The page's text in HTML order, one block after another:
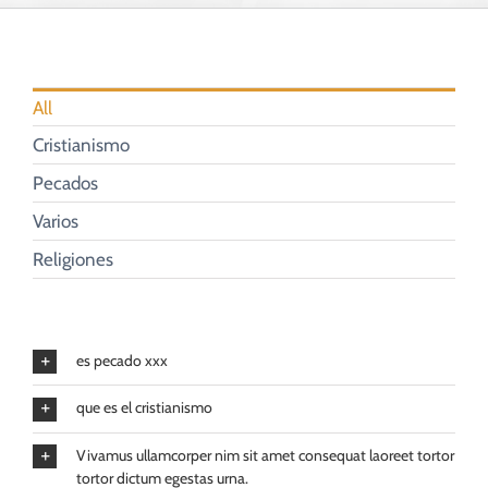
CUIDADO PASTORAL
COMUNITARIOS
CAMPUS
All
Cristianismo
Pecados
Varios
Religiones
es pecado xxx
que es el cristianismo
Vivamus ullamcorper nim sit amet consequat laoreet tortor
tortor dictum egestas urna.